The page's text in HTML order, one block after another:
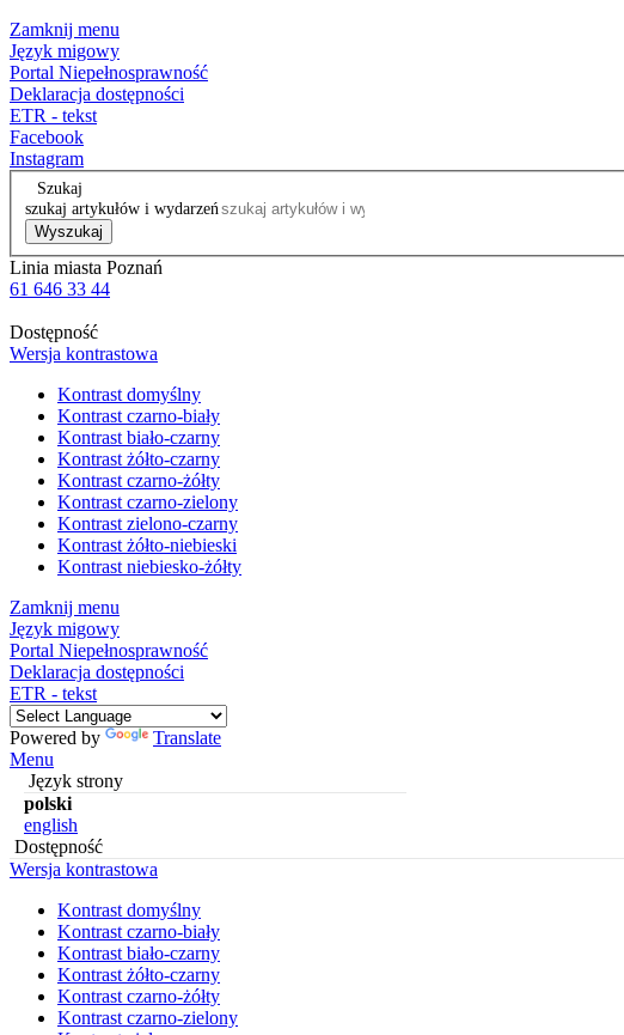
Zamknij menu
Język migowy
Portal Niepełnosprawność
Deklaracja dostępności
ETR - tekst
Facebook
Instagram
Szukaj
szukaj artykułów i wydarzeń
Wyszukaj
Linia miasta Poznań
61 646 33 44
Dostępność
Wersja kontrastowa
Kontrast domyślny
Kontrast czarno-biały
Kontrast biało-czarny
Kontrast żółto-czarny
Kontrast czarno-żółty
Kontrast czarno-zielony
Kontrast zielono-czarny
Kontrast żółto-niebieski
Kontrast niebiesko-żółty
Zamknij menu
Język migowy
Portal Niepełnosprawność
Deklaracja dostępności
ETR - tekst
Powered by
Translate
Menu
Język strony
polski
english
Dostępność
Wersja kontrastowa
Kontrast domyślny
Kontrast czarno-biały
Kontrast biało-czarny
Kontrast żółto-czarny
Kontrast czarno-żółty
Kontrast czarno-zielony